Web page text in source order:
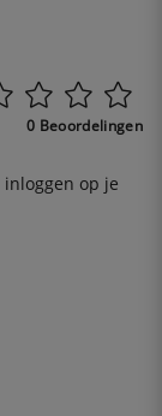
0 Beoordelingen
inloggen op je